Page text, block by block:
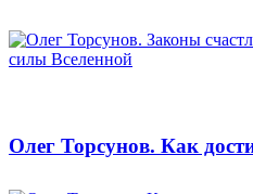
Олег Торсунов. Как